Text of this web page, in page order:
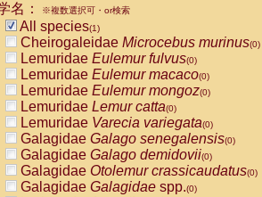
CebidaeCebus nigrivittatus
CebidaeCebus
CebidaeSaimiri boliviensis(0)
CebidaeSaimiri sciureus(0)
AtelidaeAlouatta caraya(0)
AtelidaeAlouatta fusca(0)
AtelidaeAlouatta seniculus
AtelidaeAlouattaspp.(0)
AtelidaeAteles belzebuth(0)
AtelidaeAteles geoffroyi(0)
AtelidaeAteles paniscus(0)
AtelidaeAtelesspp.(0)
名： ※複数選択可・or検索
All species(1)
Cheirogaleidae Microcebus murinus(0)
Lemuridae Eulemur fulvus(0)
Lemuridae Eulemur macaco(0)
Lemuridae Eulemur mongoz(0)
Lemuridae Lemur catta(0)
Lemuridae Varecia variegata(0)
Galagidae Galago senegalensis(0)
Galagidae Galago demidovii(0)
Galagidae Otolemur crassicaudatus(0)
Galagidae Galagidae spp.(0)